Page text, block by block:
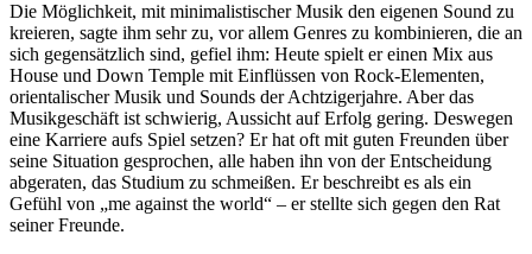
Die Möglichkeit, mit minimalistischer Musik den eigenen Sound zu
kreieren, sagte ihm sehr zu, vor allem Genres zu kombinieren, die an
sich gegensätzlich sind, gefiel ihm: Heute spielt er einen Mix aus
House und Down Temple mit Einflüssen von Rock-Elementen,
orientalischer Musik und Sounds der Achtzigerjahre. Aber das
Musikgeschäft ist schwierig, Aussicht auf Erfolg gering. Deswegen
eine Karriere aufs Spiel setzen? Er hat oft mit guten Freunden über
seine Situation gesprochen, alle haben ihn von der Entscheidung
abgeraten, das Studium zu schmeißen. Er beschreibt es als ein
Gefühl von „me against the world“ – er stellte sich gegen den Rat
seiner Freunde.